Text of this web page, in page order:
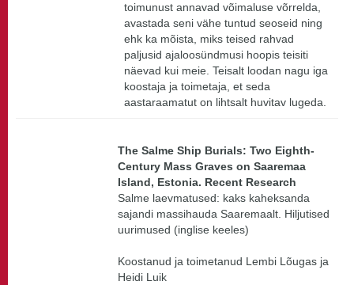
toimunust annavad võimaluse võrrelda,
avastada seni vähe tuntud seoseid ning
ehk ka mõista, miks teised rahvad
paljusid ajaloosündmusi hoopis teisiti
näevad kui meie. Teisalt loodan nagu iga
koostaja ja toimetaja, et seda
aastaraamatut on lihtsalt huvitav lugeda.
The Salme Ship Burials: Two Eighth-
Century Mass Graves on Saaremaa
Island, Estonia. Recent Research
Salme laevmatused: kaks kaheksanda
sajandi massihauda Saaremaalt. Hiljutised
uurimused (inglise keeles)
Koostanud ja toimetanud Lembi Lõugas ja
Heidi Luik